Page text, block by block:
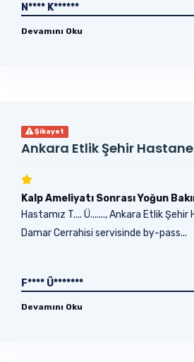
N**** K******
Devamını Oku
Şikayet
Ankara Etlik Şehir
Kalp Ameliyatı Sonrası Yoğun
Hastamız T.... Ü......., Ankara Etlik
Damar Cerrahisi servisinde by-pass...
F**** Ü*******
Devamını Oku